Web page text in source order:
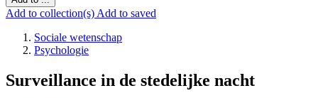
Add to collection(s) Add to saved
Sociale wetenschap
Psychologie
Surveillance in de stedelijke nacht